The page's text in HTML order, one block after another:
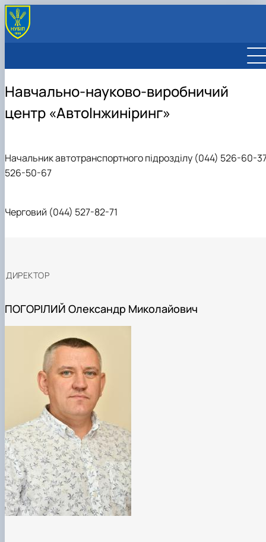
Навчально-науково-виробничий
центр «АвтоІнжиніринг»
Начальник автотранспортного підрозділу (044) 526-60-
526-50-67
Черговий (044) 527-82-71
ДИРЕКТОР
ПОГОРІЛИЙ Олександр Миколайович